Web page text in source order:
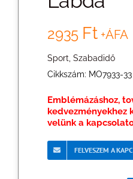
2935 Ft +ÁFA
Sport Szabadidő
Cikkszám: MO7933-33
Emblémázáshoz,
kedvezményekhez
velünk a
FELVESZEM A